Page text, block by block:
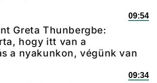
09:54
Greta Thunbergbe:
hogy itt van a
a nyakunkon, végünk van
09:34